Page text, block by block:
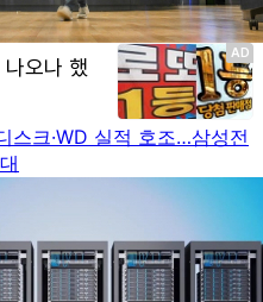
스크·WD 실적 호조…삼성전